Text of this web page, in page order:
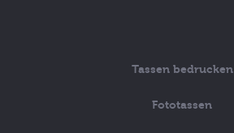
Tassen bedrucken
Fototassen